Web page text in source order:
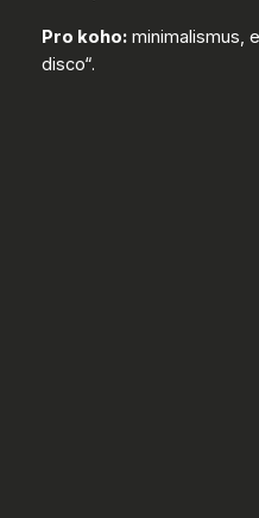
Pro koho:minimalismus,
disco“.